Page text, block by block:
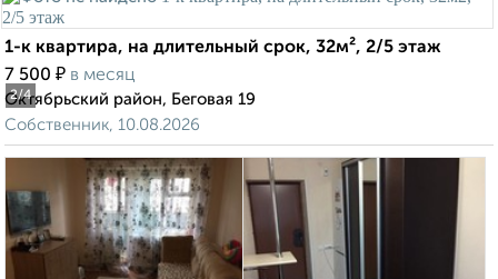
2/4
1-к квартира, на длительный срок, 32м², 2/5 этаж
7 500 ₽ в месяц
Октябрьский район, Беговая 19
Собственник, 10.08.2026